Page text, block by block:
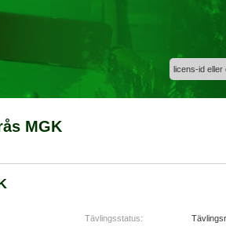
licens-id eller
MGK
Tävlingsstatus: